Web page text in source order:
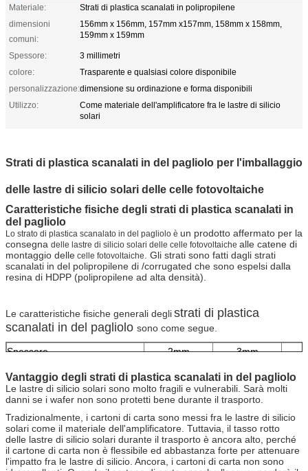
Materiale:
Strati di plastica scanalati in polipropilene
dimensioni
comuni:
156mm x 156mm, 157mm x157mm, 158mm x 158mm,
159mm x 159mm
Spessore:
3 millimetri
colore:
Trasparente e qualsiasi colore disponibile
personalizzazione:dimensione su ordinazione e forma disponibili
Utilizzo:
Come materiale dell'amplificatore fra le lastre di silicio
solari
Strati di plastica scanalati in del pagliolo per l'imballaggio
delle lastre di silicio solari delle celle fotovoltaiche
Caratteristiche fisiche degli strati di plastica scanalati in
del pagliolo
Lo strato di plastica scanalato in del pagliolo è un prodotto affermato per la
consegna delle lastre di silicio solari delle celle fotovoltaiche alle catene di
montaggio delle celle fotovoltaiche
. Gli strati sono fatti dagli strati
scanalati in del polipropilene di /corrugated che sono espelsi dalla
resina di HDPP (polipropilene ad alta densità).
Le caratteristiche fisiche generali deglistrati di plastica
scanalati in del pagliolo sono come segue.
Spessore 2mm 3mm
Densità GSM
300-600 350-800
Colore
qualsiasi colore
disponibile
qualsiasi colore
disponibile
Tensione superficiale
(dyne/cm)
35 35
resistenza alla
rottura
lungo le flauto >160 N >170 N
attraverso le
flauto
>140 N >150 N
Vantaggio degli strati di plastica scanalati in del pagliolo
Le lastre di silicio solari sono molto fragili e vulnerabili. Sarà molti
danni se i wafer non sono protetti bene durante il trasporto.
Tradizionalmente, i cartoni di carta sono messi fra le lastre di silicio
solari come il materiale dell'amplificatore. Tuttavia, il tasso rotto
delle lastre di silicio solari durante il trasporto è ancora alto, perché
il cartone di carta non è flessibile ed abbastanza forte per attenuare
l'impatto fra le lastre di silicio. Ancora, i cartoni di carta non sono